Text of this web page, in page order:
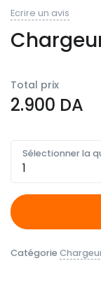
Ecrire un avis
Total prix
2.900 DA
Sélectionner la
Quantité
Catégorie